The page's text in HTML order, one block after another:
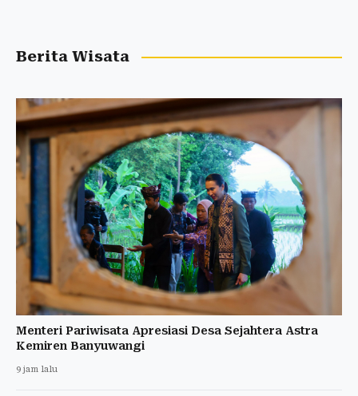
Berita Wisata
Menteri Pariwisata Apresiasi Desa Sejahtera Astra
Kemiren Banyuwangi
9 jam lalu